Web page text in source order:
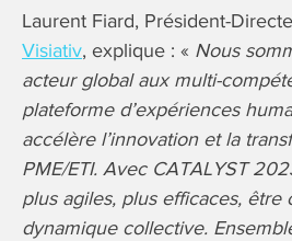
Laurent Fiard, Président-
Visiativ, explique : « Nous
acteur global aux multi-
plateforme d’expériences
accélère l’innovation et la
PME/ETI. Avec CATALYST
plus agiles, plus efficaces, être
dynamique collective.